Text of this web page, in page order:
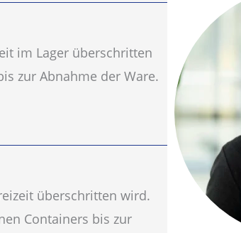
im Lager überschritten
zur Abnahme der Ware.
überschritten wird.
Containers bis zur